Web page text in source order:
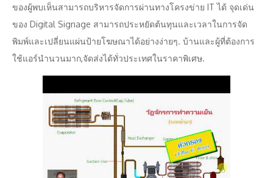
ของผู้พบเห็นสามารถบริหารจัดการผ่านทางโครงข่าย IT ได้ จุดเด่น
ของ Digital Signage สามารถประหยัดต้นทุนและเวลาในการจัด
พิมพ์และเปลี่ยนแผ่นป้ายโฆษณาได้อย่างง่ายๆ. บ้านและผู้ที่ต้องการ
ใช้แอร์นำนวนมาก,จัดส่งได้ทั่วประเทศในราคาพิเศษ.